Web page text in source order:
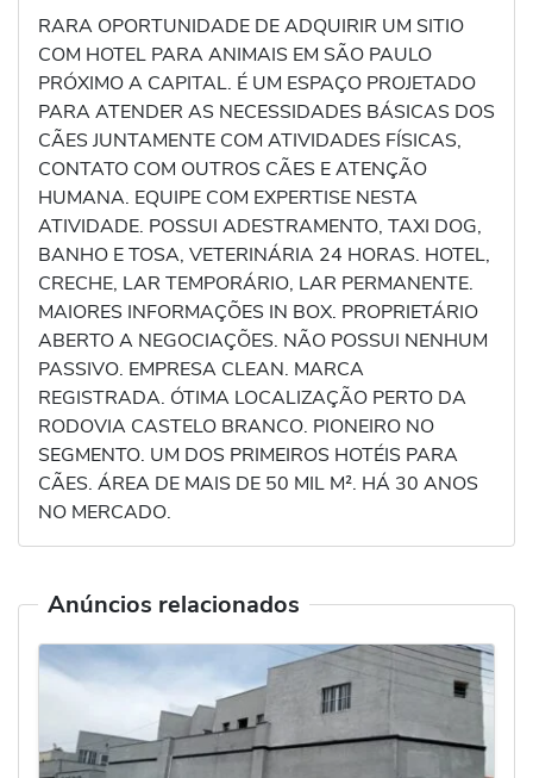
RARA OPORTUNIDADE DE ADQUIRIR UM SITIO
COM HOTEL PARA ANIMAIS EM SÃO PAULO
PRÓXIMO A CAPITAL. É UM ESPAÇO PROJETADO
PARA ATENDER AS NECESSIDADES BÁSICAS DOS
CÃES JUNTAMENTE COM ATIVIDADES FÍSICAS,
CONTATO COM OUTROS CÃES E ATENÇÃO
HUMANA. EQUIPE COM EXPERTISE NESTA
ATIVIDADE. POSSUI ADESTRAMENTO, TAXI DOG,
BANHO E TOSA, VETERINÁRIA 24 HORAS. HOTEL,
CRECHE, LAR TEMPORÁRIO, LAR PERMANENTE.
MAIORES INFORMAÇÕES IN BOX. PROPRIETÁRIO
ABERTO A NEGOCIAÇÕES. NÃO POSSUI NENHUM
PASSIVO. EMPRESA CLEAN. MARCA
REGISTRADA. ÓTIMA LOCALIZAÇÃO PERTO DA
RODOVIA CASTELO BRANCO. PIONEIRO NO
SEGMENTO. UM DOS PRIMEIROS HOTÉIS PARA
CÃES. ÁREA DE MAIS DE 50 MIL M². HÁ 30 ANOS
NO MERCADO.
Anúncios relacionados